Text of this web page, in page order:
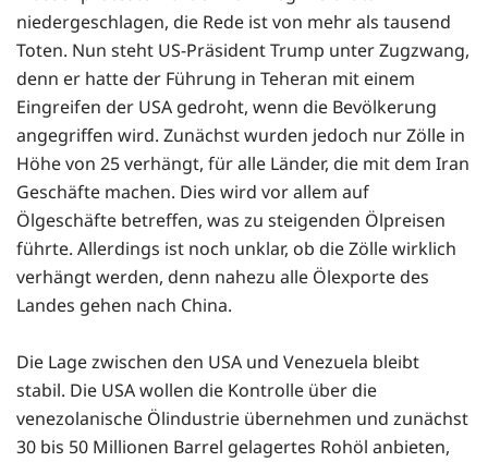
niedergeschlagen, die Rede ist von mehr als tausend
Toten. Nun steht US-Präsident Trump unter Zugzwang,
denn er hatte der Führung in Teheran mit einem
Eingreifen der USA gedroht, wenn die Bevölkerung
angegriffen wird. Zunächst wurden jedoch nur Zölle in
Höhe von 25 verhängt, für alle Länder, die mit dem Iran
Geschäfte machen. Dies wird vor allem auf
Ölgeschäfte betreffen, was zu steigenden Ölpreisen
führte. Allerdings ist noch unklar, ob die Zölle wirklich
verhängt werden, denn nahezu alle Ölexporte des
Landes gehen nach China.
Die Lage zwischen den USA und Venezuela bleibt
stabil. Die USA wollen die Kontrolle über die
venezolanische Ölindustrie übernehmen und zunächst
30 bis 50 Millionen Barrel gelagertes Rohöl anbieten,